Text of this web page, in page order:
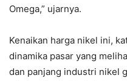
Omega,” ujarnya.
Kenaikan harga nikel ini,
dinamika pasar yang
dan panjang industri nikel